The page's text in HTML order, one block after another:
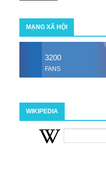
MẠNG XÃ HỘI
3200
FANS
WIKIPEDIA